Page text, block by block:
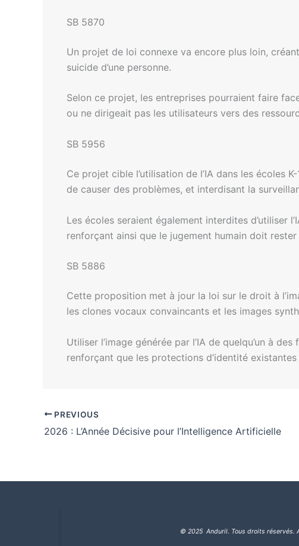
SB 5870
Un projet de loi connexe va encore plus loin,
suicide d’une personne.
Selon ce projet, les entreprises pourraient faire
ou ne dirigeait pas les utilisateurs vers des
SB 5956
Ce projet cible l’utilisation de l’IA dans les écoles
de causer des problèmes, et interdisant la
Les écoles seraient également interdites d’utiliser
renforçant ainsi que le jugement humain doit
SB 5886
Cette proposition met à jour la loi sur le droit à
les clones vocaux convaincants et les images
Utiliser l’image générée par l’IA de quelqu’un à
renforçant que les protections d’identité
PREVIOUS
2026 : L’Année Décisive pour l’Intelligence Artificielle
© 2025 Anduril. Tous droits réservés.